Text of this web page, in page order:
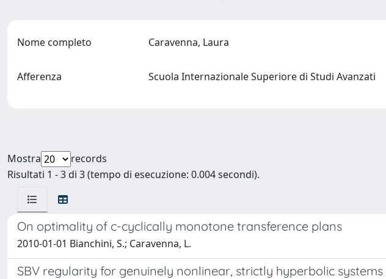
Nome completo Caravenna, Laura
Afferenza Scuola Internazionale Superiore di Studi Avanzati
Mostra
records
Risultati 1 - 3 di 3 (tempo di esecuzione: 0.004 secondi).
On optimality of c-cyclically monotone transference plans
2010-01-01 Bianchini, S.; Caravenna, L.
SBV regularity for genuinely nonlinear, strictly hyperbolic